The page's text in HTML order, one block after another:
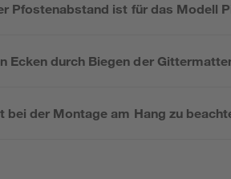
Pfostenabstand ist für das Modell
Ecken durch Biegen der
bei der Montage am Hang zu